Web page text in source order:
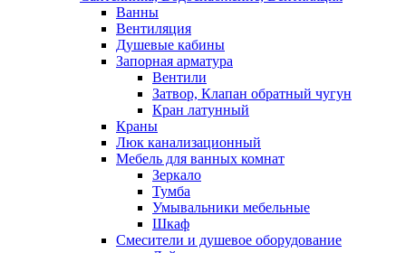
Ванны
Вентиляция
Душевые кабины
Запорная арматура
Вентили
Затвор, Клапан обратный чугун
Кран латунный
Краны
Люк канализационный
Мебель для ванных комнат
Зеркало
Тумба
Умывальники мебельные
Шкаф
Смесители и душевое оборудование